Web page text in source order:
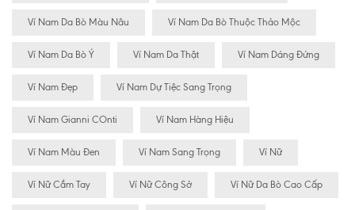
Ví Nam Da Bò Màu Nâu Ví Nam Da Bò Thuộc Thảo Mộc
Ví Nam Da Bò Ý Ví Nam Da Thật Ví Nam Dáng Đứng
Ví Nam Đẹp Ví Nam Dự Tiệc Sang Trọng
Ví Nam Gianni COnti Ví Nam Hàng Hiệu
Ví Nam Màu Đen Ví Nam Sang Trọng Ví Nữ
Ví Nữ Cầm Tay Ví Nữ Công Sở Ví Nữ Da Bò Cao Cấp